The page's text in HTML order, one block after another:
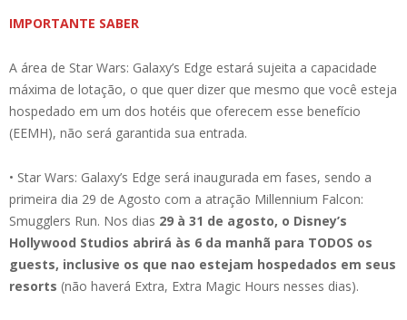
IMPORTANTE SABER
A área de Star Wars: Galaxy’s Edge estará sujeita a capacidade
máxima de lotação, o que quer dizer que mesmo que você esteja
hospedado em um dos hotéis que oferecem esse benefício
(EEMH), não será garantida sua entrada.
• Star Wars: Galaxy’s Edge será inaugurada em fases, sendo a
primeira dia 29 de Agosto com a atração Millennium Falcon:
Smugglers Run. Nos dias 29 à 31 de agosto, o Disney’s
Hollywood Studios abrirá às 6 da manhã para TODOS os
guests, inclusive os que nao estejam hospedados em seus
resorts (não haverá Extra, Extra Magic Hours nesses dias).